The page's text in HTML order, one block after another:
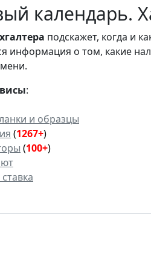
календарь.
подскажет, когда и
информация о том, какие
:
и образцы
(1267+)
(100+)